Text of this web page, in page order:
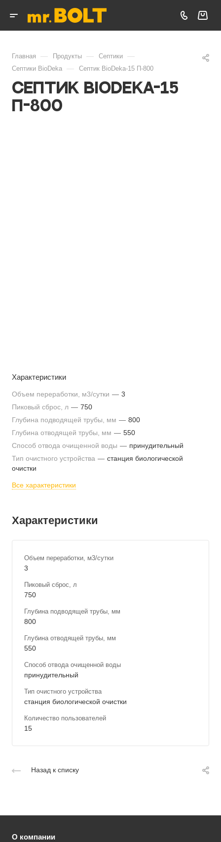
Главная — Продукты — Септики —
Септики BioDeka — Септик BioDeka-15 П-800
Септик BioDeka-15
П-800
Характеристики
Объем переработки, м3/сутки — 3
Пиковый сброс, л — 750
Глубина подводящей трубы, мм — 800
Глубина отводящей трубы, мм — 550
Способ отвода очищенной воды — принудительный
Тип очистного устройства — станция биологической
очистки
Все характеристики
Характеристики
Объем переработки, м3/сутки
3
Пиковый сброс, л
750
Глубина подводящей трубы, мм
800
Глубина отводящей трубы, мм
550
Способ отвода очищенной воды
принудительный
Тип очистного устройства
станция биологической очистки
Количество пользователей
15
Назад к списку
О компании